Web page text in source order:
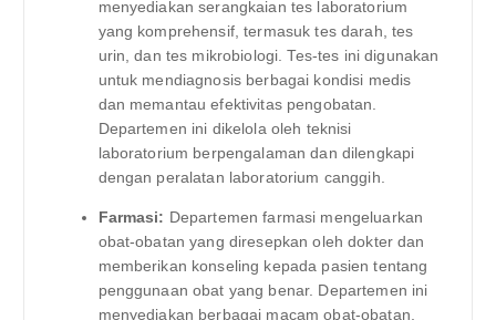
menyediakan serangkaian tes laboratorium
yang komprehensif, termasuk tes darah, tes
urin, dan tes mikrobiologi. Tes-tes ini digunakan
untuk mendiagnosis berbagai kondisi medis
dan memantau efektivitas pengobatan.
Departemen ini dikelola oleh teknisi
laboratorium berpengalaman dan dilengkapi
dengan peralatan laboratorium canggih.
Farmasi: Departemen farmasi mengeluarkan
obat-obatan yang diresepkan oleh dokter dan
memberikan konseling kepada pasien tentang
penggunaan obat yang benar. Departemen ini
menyediakan berbagai macam obat-obatan,